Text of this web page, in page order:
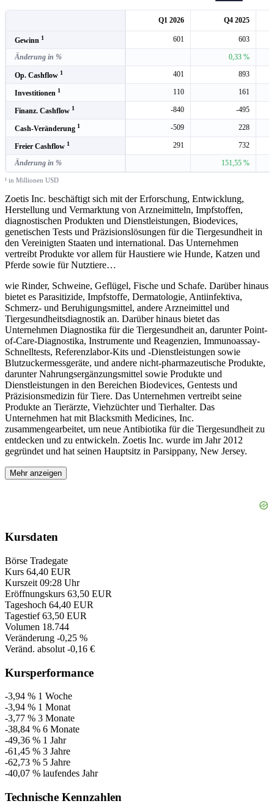
Q1 2026 Q4 2025
Gewinn 1 601 603
Änderung in % 0,33 %
Op. Cashflow 1 401 893
Investitionen 1 110 161
Finanz. Cashflow 1 -840 -495
Cash-Veränderung 1 -509 228
Freier Cashflow 1 291 732
Änderung in % 151,55 %
¹ in Millionen USD
Zoetis Inc. beschäftigt sich mit der Erforschung, Entwicklung,
Herstellung und Vermarktung von Arzneimitteln, Impfstoffen,
diagnostischen Produkten und Dienstleistungen, Biodevices,
genetischen Tests und Präzisionslösungen für die Tiergesundheit in
den Vereinigten Staaten und international. Das Unternehmen
vertreibt Produkte vor allem für Haustiere wie Hunde, Katzen und
Pferde sowie für Nutztiere…
wie Rinder, Schweine, Geflügel, Fische und Schafe. Darüber hinaus
bietet es Parasitizide, Impfstoffe, Dermatologie, Antiinfektiva,
Schmerz- und Beruhigungsmittel, andere Arzneimittel und
Tiergesundheitsdiagnostik an. Darüber hinaus bietet das
Unternehmen Diagnostika für die Tiergesundheit an, darunter Point-
of-Care-Diagnostika, Instrumente und Reagenzien, Immunoassay-
Schnelltests, Referenzlabor-Kits und -Dienstleistungen sowie
Blutzuckermessgeräte, und andere nicht-pharmazeutische Produkte,
darunter Nahrungsergänzungsmittel sowie Produkte und
Dienstleistungen in den Bereichen Biodevices, Gentests und
Präzisionsmedizin für Tiere. Das Unternehmen vertreibt seine
Produkte an Tierärzte, Viehzüchter und Tierhalter. Das
Unternehmen hat mit Blacksmith Medicines, Inc.
zusammengearbeitet, um neue Antibiotika für die Tiergesundheit zu
entdecken und zu entwickeln. Zoetis Inc. wurde im Jahr 2012
gegründet und hat seinen Hauptsitz in Parsippany, New Jersey.
Mehr anzeigen
Kursdaten
Börse Tradegate
Kurs 64,40 EUR
Kurszeit 09:28 Uhr
Eröffnungskurs 63,50 EUR
Tageshoch 64,40 EUR
Tagestief 63,50 EUR
Volumen 18.744
Veränderung -0,25 %
Veränd. absolut -0,16 €
Kursperformance
-3,94 % 1 Woche
-3,94 % 1 Monat
-3,77 % 3 Monate
-38,84 % 6 Monate
-49,36 % 1 Jahr
-61,45 % 3 Jahre
-62,73 % 5 Jahre
-40,07 % laufendes Jahr
Technische Kennzahlen